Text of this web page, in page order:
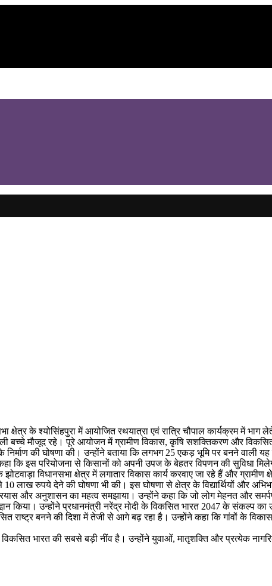
के श्योसिंहपुरा में आयोजित रथयात्रा एवं रात्रि चौपाल कार्यक्रम में
स्कूली बच्चे मौजूद रहे। पूरे आयोजन में ग्रामीण विकास, कृषि सशक्तिकरण और
निर्माण की घोषणा की। उन्होंने बताया कि लगभग 25 एकड़ भूमि पर बनने वाली
कि इस परियोजना से किसानों को अपनी उपज के बेहतर विपणन की सुविधा
विधानसभा क्षेत्र में लगातार विकास कार्य करवाए जा रहे हैं और ग्रामीण
लाख रुपये देने की घोषणा भी की। इस घोषणा से क्षेत्र के विद्यार्थियों और
और अनुशासन का महत्व समझाया। उन्होंने कहा कि जो लोग मेहनत और
किया। उन्होंने प्रधानमंत्री नरेंद्र मोदी के विकसित भारत 2047 के संकल्प
बनने की दिशा में तेजी से आगे बढ़ रहा है। उन्होंने कहा कि गांवों के
भारत की सबसे बड़ी नींव है। उन्होंने युवाओं, मातृशक्ति और प्रत्येक